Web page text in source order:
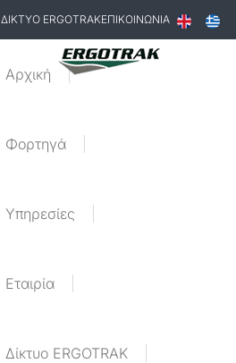
ΔΙΚΤΥΟ ERGOTRAKΕΠΙΚΟΙΝΩΝΙΑ
Αρχική
Φορτηγά
Υπηρεσίες
Εταιρία
Δίκτυο ERGOTRAK